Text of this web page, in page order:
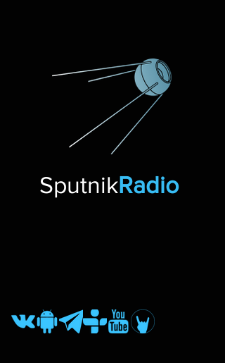
SputnikRadio